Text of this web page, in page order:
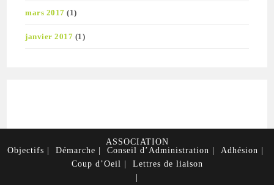
mars 2017 (1)
janvier 2017 (1)
ASSOCIATION
Objectifs
Démarche Conseil d’Administration
Adhésion
Coup d’Oeil
Lettres de liaison